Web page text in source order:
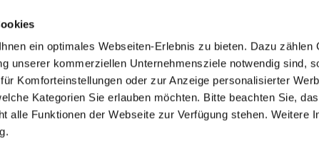
ein optimales Webseiten-Erlebnis zu bieten. Dazu zählen
unserer kommerziellen Unternehmensziele notwendig sind,
Komforteinstellungen oder zur Anzeige personalisierter
Kategorien Sie erlauben möchten. Bitte beachten Sie,
alle Funktionen der Webseite zur Verfügung stehen. Weitere
Arbeitsspeicher: 16
Webcam: Ja
LTE: